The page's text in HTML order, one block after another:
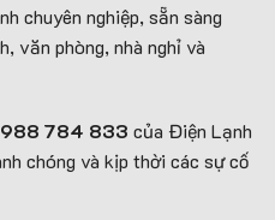
chuyên nghiệp, sẵn sàng
văn phòng, nhà nghỉ và
784 833 của Điện Lạnh
chóng và kịp thời các sự cố